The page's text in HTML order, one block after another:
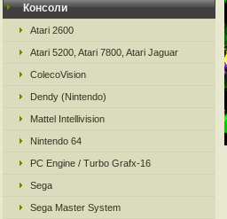
Консоли
Atari 2600
Atari 5200, Atari 7800, Atari Jaguar
ColecoVision
Dendy (Nintendo)
Mattel Intellivision
Nintendo 64
PC Engine / Turbo Grafx-16
Sega
Sega Master System